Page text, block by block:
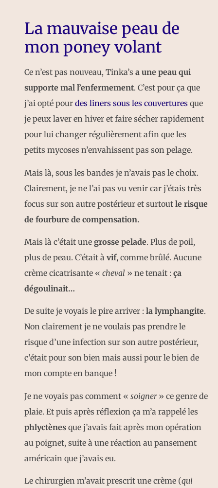
La mauvaise peau de
mon poney volant
Ce n’est pas nouveau, Tinka’s a une peau qui
supporte mal l’enfermement. C’est pour ça que
j’ai opté pour des liners sous les couvertures que
je peux laver en hiver et faire sécher rapidement
pour lui changer régulièrement afin que les
petits mycoses n’envahissent pas son pelage.
Mais là, sous les bandes je n’avais pas le choix.
Clairement, je ne l’ai pas vu venir car j’étais très
focus sur son autre postérieur et surtout le risque
de fourbure de compensation.
Mais là c’était une grosse pelade. Plus de poil,
plus de peau. C’était à vif, comme brûlé. Aucune
crème cicatrisante « cheval » ne tenait : ça
dégoulinait…
De suite je voyais le pire arriver : la lymphangite.
Non clairement je ne voulais pas prendre le
risque d’une infection sur son autre postérieur,
c’était pour son bien mais aussi pour le bien de
mon compte en banque !
Je ne voyais pas comment « soigner» ce genre de
plaie. Et puis après réflexion ça m’a rappelé les
phlyctènes que j’avais fait après mon opération
au poignet, suite à une réaction au pansement
américain que j’avais eu.
Le chirurgien m’avait prescrit une crème (qui